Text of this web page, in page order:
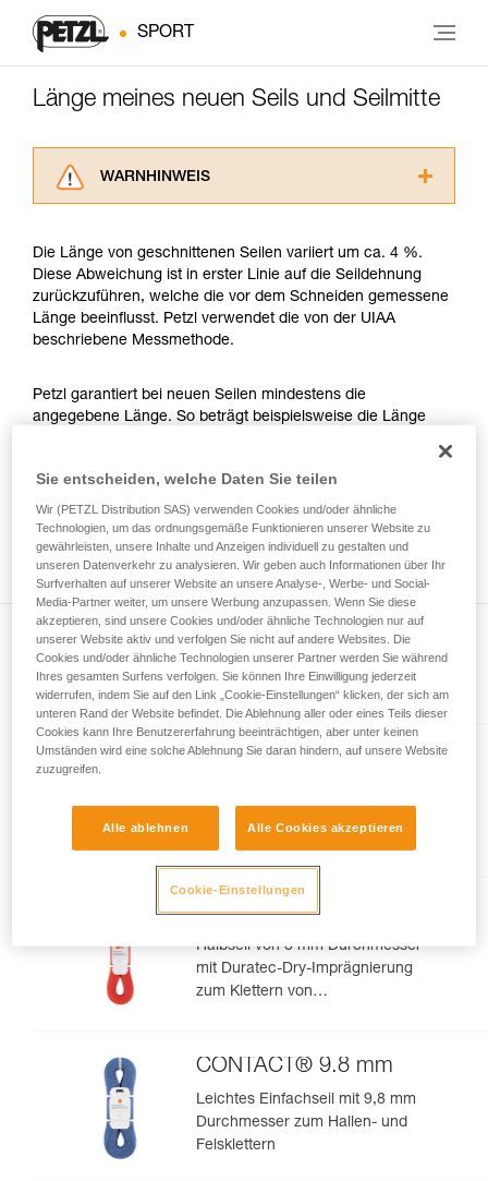
SPORT
Länge meines neuen Seils und Seilmitte
WARNHINWEIS
aufmerksam durch, bevor Sie diesen zu Rate
ziehen. Um diese Zusatzinformationen
verstehen zu können, müssen Sie zuerst die in
der Gebrauchsanweisung enthaltenen
Informationen richtig verstanden haben.
entsprechende Ausbildung und ein spezielles
Training voraus. Prüfen Sie zusammen mit
Sie ihn eigenständig durchführen.
verbundenen Techniken. Möglicherweise gibt es
noch andere Techniken, die hier nicht
beschrieben werden.
Die Länge von geschnittenen Seilen variiert um ca. 4 %.
Diese Abweichung ist in erster Linie auf die Seildehnung
zurückzuführen, welche die vor dem Schneiden gemessene
Länge beeinflusst. Petzl verwendet die von der UIAA
beschriebene Messmethode.
Petzl garantiert bei neuen Seilen mindestens die
angegebene Länge. So beträgt beispielsweise die Länge
höchstens 52 Meter. Ein anderes Beispiel, ein neues Petzl-
Seil von 70 Meter Länge ist mindestens 70 Meter und
höchstens 73 Meter lang. Desgleichen können Sie bei der
Seilmittenmarkierung eine Abweichung von 1,2 m zwischen
den beiden Enden Ihres Seils feststellen.
Im Artikel erklärt
VOLTA® GUIDE 9 mm
Seil von 9 mm Durchmesser mit
Guide-UIAA-Dry-Imprägnierung
für ultimative Performance beim
Klettern oder Bergsteigen
RUMBA® 8 mm
Halbseil von 8 mm Durchmesser
mit Duratec-Dry-Imprägnierung
zum Klettern von
CONTACT® 9.8 mm
Leichtes Einfachseil mit 9,8 mm
Durchmesser zum Hallen- und
Felsklettern
Sie entscheiden, welche Daten Sie teilen
Wir (PETZL Distribution SAS) verwenden Cookies und/oder ähnliche
Technologien, um das ordnungsgemäße Funktionieren unserer Website zu
gewährleisten, unsere Inhalte und Anzeigen individuell zu gestalten und
unseren Datenverkehr zu analysieren. Wir geben auch Informationen über Ihr
Surfverhalten auf unserer Website an unsere Analyse-, Werbe- und Social-
Media-Partner weiter, um unsere Werbung anzupassen. Wenn Sie diese
akzeptieren, sind unsere Cookies und/oder ähnliche Technologien nur auf
unserer Website aktiv und verfolgen Sie nicht auf andere Websites. Die
Cookies und/oder ähnliche Technologien unserer Partner werden Sie während
Ihres gesamten Surfens verfolgen. Sie können Ihre Einwilligung jederzeit
widerrufen, indem Sie auf den Link „Cookie-Einstellungen“ klicken, der sich am
unteren Rand der Website befindet. Die Ablehnung aller oder eines Teils dieser
Cookies kann Ihre Benutzererfahrung beeinträchtigen, aber unter keinen
Umständen wird eine solche Ablehnung Sie daran hindern, auf unsere Website
zuzugreifen.
Alle ablehnen Alle Cookies akzeptieren
Cookie-Einstellungen